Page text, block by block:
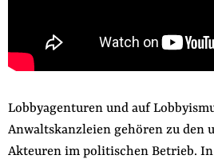
Lobbyagenturen und auf
Anwaltskanzleien gehören zu den
Akteuren im politischen Betrieb. In